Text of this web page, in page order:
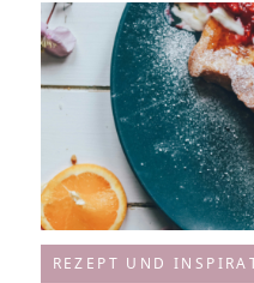
REZEPT UND